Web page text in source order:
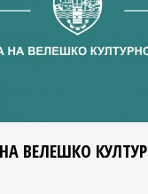
ВЕЛЕШКО